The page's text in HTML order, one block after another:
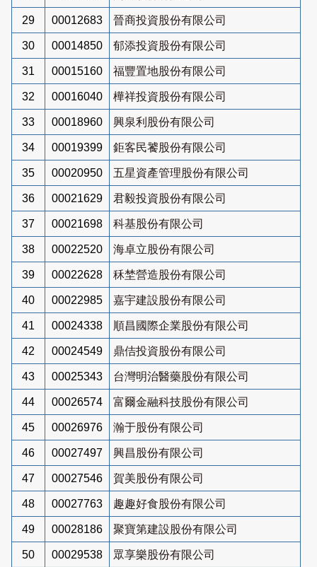
29 00012683 晉商投資股份有限公司
30 00014850 郁添投資股份有限公司
31 00015160 福豐置地股份有限公司
32 00016040 樺祥投資股份有限公司
33 00018960 興泉利股份有限公司
34 00019399 鉅客民饕股份有限公司
35 00020950 五星資產管理股份有限公司
36 00021629 君毅投資股份有限公司
37 00021698 科基股份有限公司
38 00022520 海卓立股份有限公司
39 00022628 秝埜營造股份有限公司
40 00022985 嘉宇建設股份有限公司
41 00024338 順昌國際企業股份有限公司
42 00024549 鼎佶投資股份有限公司
43 00025343 台灣明治醫藥股份有限公司
44 00026574 富爾金融科技股份有限公司
45 00026976 瀚于股份有限公司
46 00027497 興昌股份有限公司
47 00027546 賀美股份有限公司
48 00027763 趣趣好食股份有限公司
49 00028186 聚寶第建設股份有限公司
50 00029538
眾享樂股份有限公司